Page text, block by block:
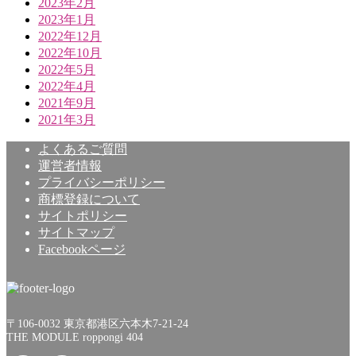
2023年2月
2023年1月
2022年12月
2022年10月
2022年5月
2022年4月
2021年9月
2021年3月
よくあるご質問
運営者情報
プライバシーポリシー
商標登録について
サイトポリシー
サイトマップ
Facebookページ
〒106-0032 東京都港区六本木7-21-24
THE MODULE roppongi 404